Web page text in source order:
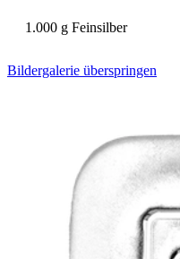
1.000 g Feinsilber
Bildergalerie überspringen